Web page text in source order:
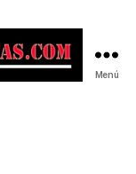
Menú